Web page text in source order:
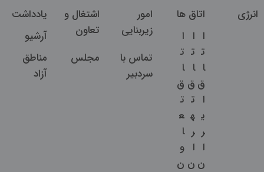
انرژی
اتاق ها
ا
ت
ا
ق
ا
ی
ر
ا
ن
ا
ت
ا
ق
ت
ه
ر
ا
ن
ا
ت
ا
ق
ت
ع
ا
و
ن
امور
زیربنایی
اشتغال و
تعاون
یادداشت
آرشیو
تماس با
سردبیر
مجلس
مناطق
آزاد